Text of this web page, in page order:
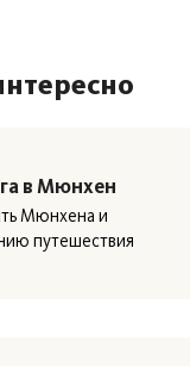
в Мюнхен
Мюнхена и
путешествия